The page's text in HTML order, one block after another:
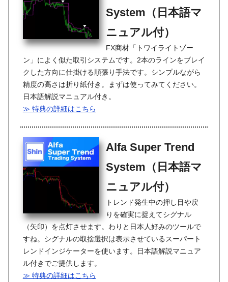
System（日本語マ
ニュアル付）
FX商材「トワイライトゾー
ン」によく似た取引システムです。2本のラインをブレイ
クした方向に仕掛ける順張り手法です。シンプルながら
精度の高さは折り紙付き。まずは使ってみてください。
日本語解説マニュアル付き。
≫ 特典の詳細はこちら
Alfa Super Trend
System（日本語マ
ニュアル付）
トレンド発生中の押し目や戻
りを確実に捉えてシグナル
（矢印）を点灯させます。わりと日本人好みのツールで
すね。シグナルの取捨選択は表示させているスーパート
レンドインジケーターを使います。日本語解説マニュア
ル付きでご提供します。
≫ 特典の詳細はこちら